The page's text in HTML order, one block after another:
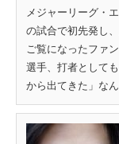
メジャーリーグ・
の試合で初先発し
ご覧になったファ
選手、打者として
から出てきた」な